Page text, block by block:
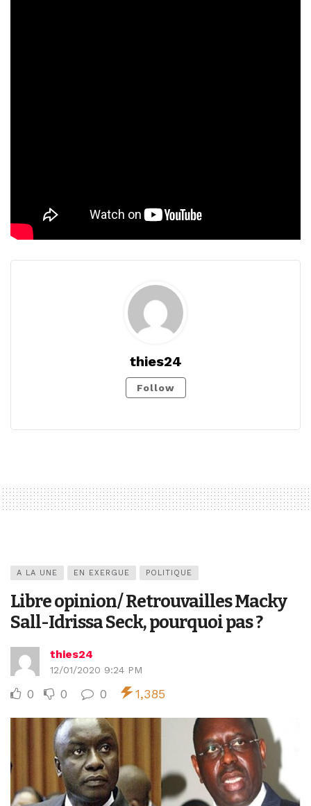
thies24
Follow
A LA UNE EN EXERGUE POLITIQUE
Libre opinion/ Retrouvailles Macky
Sall-Idrissa Seck, pourquoi pas ?
thies24
12/01/2020 9:24 PM
0 0 0 1,385